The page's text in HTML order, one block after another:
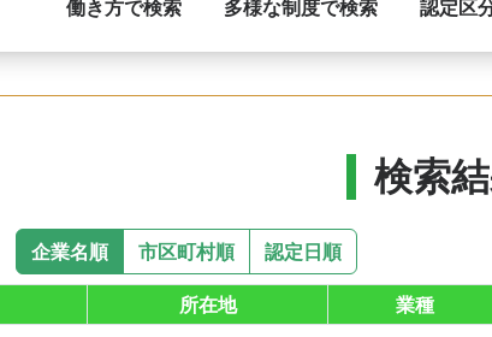
働き方で検索 多様な制度で検索 認定区
検索
企業名順 市区町村順 認定日順
所在地 業種